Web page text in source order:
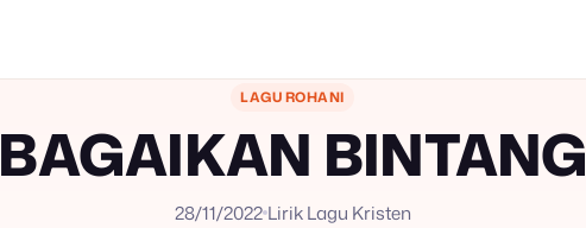
LAGU ROHANI
BAGAIKAN BINTANG
28/11/2022Lirik Lagu Kristen